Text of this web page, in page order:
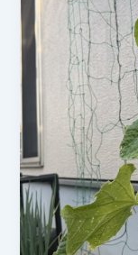
実
大
き
く
な
っ
て